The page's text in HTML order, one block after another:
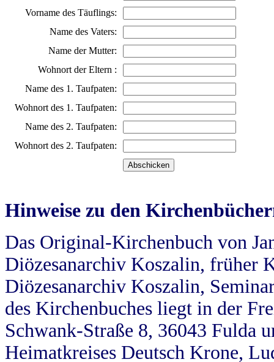
Vorname des Täuflings:
Name des Vaters:
Name der Mutter:
Wohnort der Eltern :
Name des 1. Taufpaten:
Wohnort des 1. Taufpaten:
Name des 2. Taufpaten:
Wohnort des 2. Taufpaten:
Hinweise zu den
Das Original-Kirchenbuch von
Diözesanarchiv Koszalin, früher
Diözesanarchiv Koszalin,
des Kirchenbuches liegt in der
Schwank-Straße 8, 36043 Fulda
Heimatkreises Deutsch Krone,